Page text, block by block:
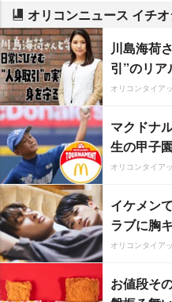
オリコンニュース イチ
川島海荷
引”のリア
オリコンタイア
マクドナ
生の甲子園
オリコンタイア
イケメン
ラブに胸
オリコンタイア
お値段そ